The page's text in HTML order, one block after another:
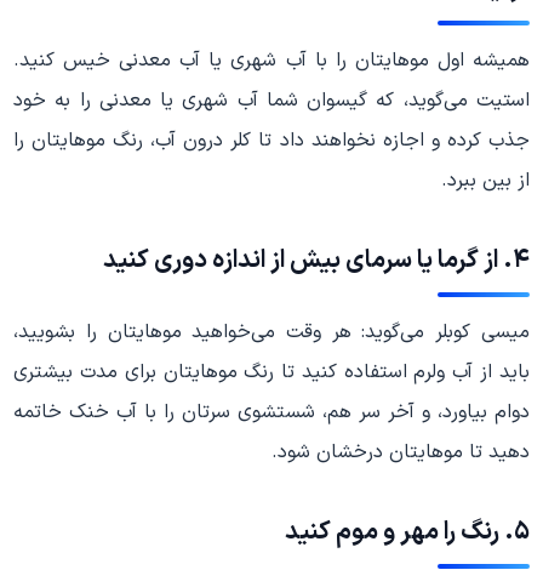
همیشه اول موهایتان را با آب شهری یا آب معدنی خیس کنید.
استیت می‌گوید، که گیسوان شما آب شهری یا معدنی را به خود
جذب کرده و اجازه نخواهند داد تا کلر درون آب، رنگ موهایتان را
از بین ببرد.
۴. از گرما یا سرمای بیش از اندازه دوری کنید
میسی کوبلر می‌گوید: هر وقت می‌خواهید موهایتان را بشویید،
باید از آب ولرم استفاده کنید تا رنگ موهایتان برای مدت بیشتری
دوام بیاورد، و آخر سر هم، شستشوی سرتان را با آب خنک خاتمه
دهید تا موهایتان درخشان شود.
۵. رنگ را مهر و موم کنید